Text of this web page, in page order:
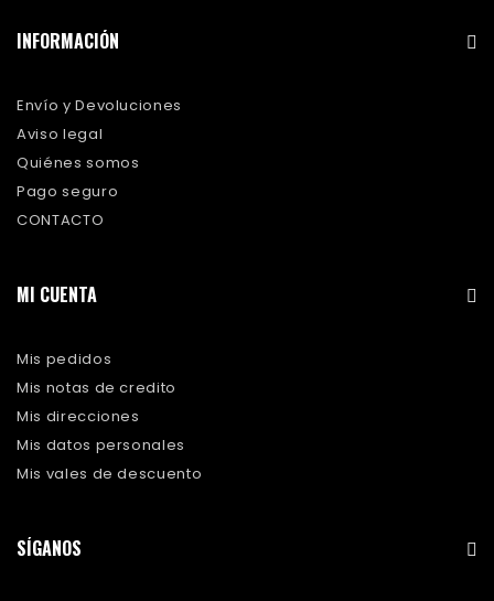
INFORMACIÓN
Envío y Devoluciones
Aviso legal
Quiénes somos
Pago seguro
CONTACTO
MI CUENTA
Mis pedidos
Mis notas de credito
Mis direcciones
Mis datos personales
Mis vales de descuento
SÍGANOS